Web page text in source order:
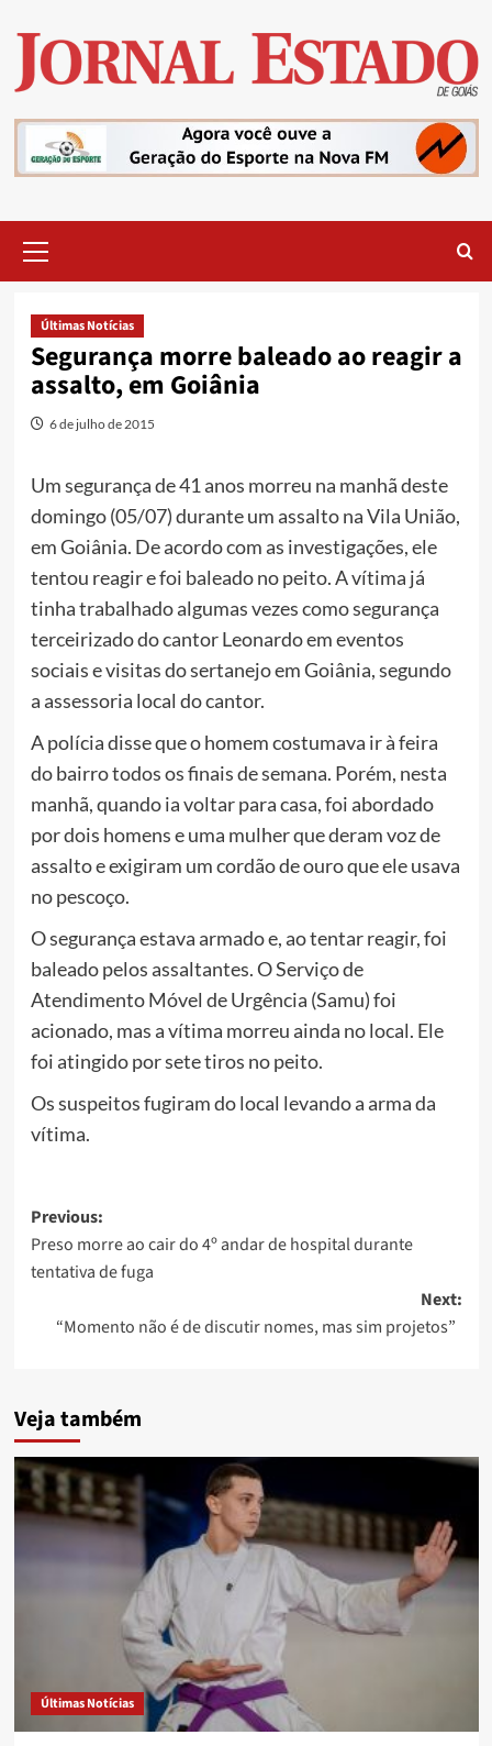
content
Menu
Últimas Notícias
Segurança morre baleado ao reagir a
assalto, em Goiânia
6 de julho de 2015
Um segurança de 41 anos morreu na manhã deste
domingo (05/07) durante um assalto na Vila União,
em Goiânia. De acordo com as investigações, ele
tentou reagir e foi baleado no peito. A vítima já
tinha trabalhado algumas vezes como segurança
terceirizado do cantor Leonardo em eventos
sociais e visitas do sertanejo em Goiânia, segundo
a assessoria local do cantor.
A polícia disse que o homem costumava ir à feira
do bairro todos os finais de semana. Porém, nesta
manhã, quando ia voltar para casa, foi abordado
por dois homens e uma mulher que deram voz de
assalto e exigiram um cordão de ouro que ele usava
no pescoço.
O segurança estava armado e, ao tentar reagir, foi
baleado pelos assaltantes. O Serviço de
Atendimento Móvel de Urgência (Samu) foi
acionado, mas a vítima morreu ainda no local. Ele
foi atingido por sete tiros no peito.
Os suspeitos fugiram do local levando a arma da
vítima.
Post
navigation
Previous:
Preso morre ao cair do 4º andar de hospital durante
tentativa de fuga
Next:
“Momento não é de discutir nomes, mas sim projetos”
Veja também
Últimas Notícias